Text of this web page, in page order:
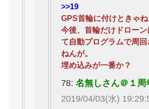
>>19
GPS首輪に付けときゃね
今後、首輪だけドローン
て自動プログラムで周
ねんが。
埋め込みが一番か？
78:名無しさん＠１周
2019/04/03(水)